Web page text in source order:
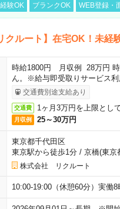
験OK ブランクOK WEB登録・
クルート】在宅OK！未
時給1800円 月収例 28万円
ん。※給与即受取りサービス利
交通費別途支給あり
交通費 1ヶ月3万円を上限とし
月収例 25～30万円
東京都千代田区
東京駅から徒歩1分/ 京橋(東京
株式会社 リクルート
10:00-19:00（休憩60分）実働8